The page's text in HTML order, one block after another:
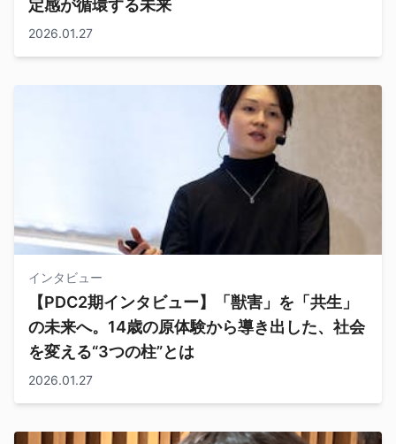
定感が循環する未来
2026.01.27
インタビュー
【PDC2期インタビュー】「獣害」を「共生」
の未来へ。14歳の原体験から導き出した、社会
を変える“3つの柱”とは
2026.01.27